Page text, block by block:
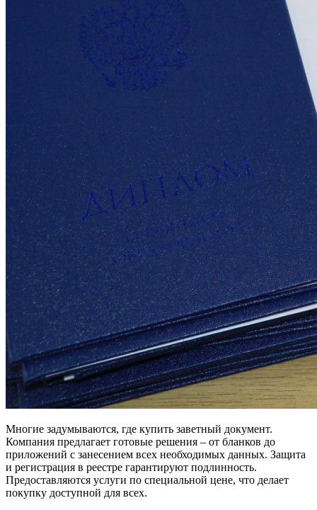
Многие задумываются, где купить заветный документ.
Компания предлагает готовые решения – от бланков до
приложений с занесением всех необходимых данных. Защита
и регистрация в реестре гарантируют подлинность.
Предоставляются услуги по специальной цене, что делает
покупку доступной для всех.